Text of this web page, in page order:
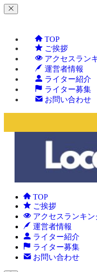
TOP
ご挨拶
アクセスラン
運営者情報
ライター紹介
ライター募集
お問い合わせ
TOP
ご挨拶
アクセスランキン
運営者情報
ライター紹介
ライター募集
お問い合わせ